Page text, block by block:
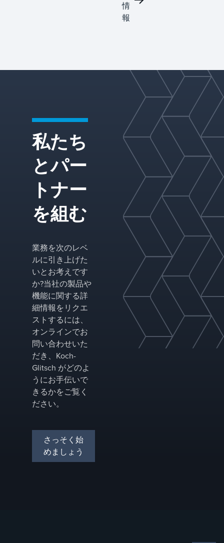
ィ
ケ
ための
高度な
ョンを
品の品
質、ス
ループ
ット、
および
運用性
能を最
ます。
情
報
私たち
とパー
トナー
を組む
業務を次のレベ
ルに引き上げた
いとお考えです
か?当社の製品や
機能に関する詳
細情報をリクエ
ストするには、
オンラインでお
問い合わせいた
だき、Koch-
Glitsch がどのよ
うにお手伝いで
きるかをご覧く
ださい。
さっそく始
めましょう